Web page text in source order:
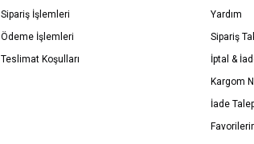
Sipariş İşlemleri
Ödeme İşlemleri
Teslimat Koşulları
Yardım
Sipariş
İptal &
Kargom
İade